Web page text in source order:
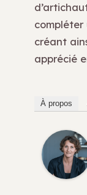
compléter
créant
apprécié
À propos